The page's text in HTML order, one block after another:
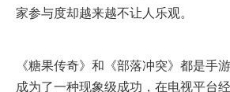
家参与度却越来越不让人乐观。
《糖果传奇》和《部落冲突》都是手
成为了一种现象级成功，在电视平台